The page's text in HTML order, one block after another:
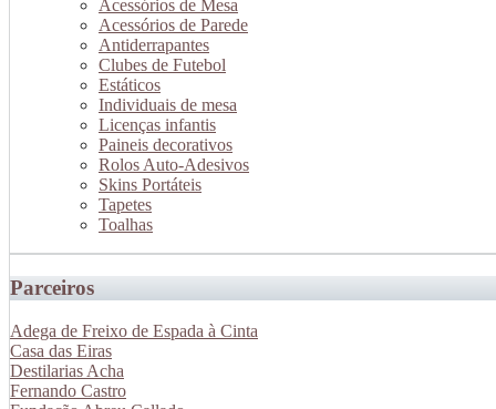
Acessórios de Mesa
Acessórios de Parede
Antiderrapantes
Clubes de Futebol
Estáticos
Individuais de mesa
Licenças infantis
Paineis decorativos
Rolos Auto-Adesivos
Skins Portáteis
Tapetes
Toalhas
Parceiros
Adega de Freixo de Espada à Cinta
Casa das Eiras
Destilarias Acha
Fernando Castro